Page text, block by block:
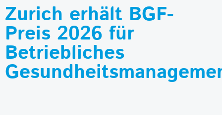
Zurich erhält BGF-
Preis 2026 für
Betriebliches